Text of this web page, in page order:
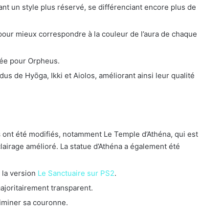
un style plus réservé, se différenciant encore plus de
mieux correspondre à la couleur de l’aura de chaque
pour Orpheus.
de Hyōga, Ikki et Aiolos, améliorant ainsi leur qualité
été modifiés, notamment Le Temple d’Athéna, qui est
amélioré. La statue d’Athéna a également été
la version Le Sanctuaire sur PS2.
transparent.
sa couronne.